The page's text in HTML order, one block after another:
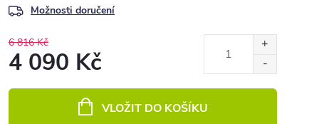
Možnosti doručení
6 816 Kč
4 090 Kč
VLOŽIT DO KOŠÍKU